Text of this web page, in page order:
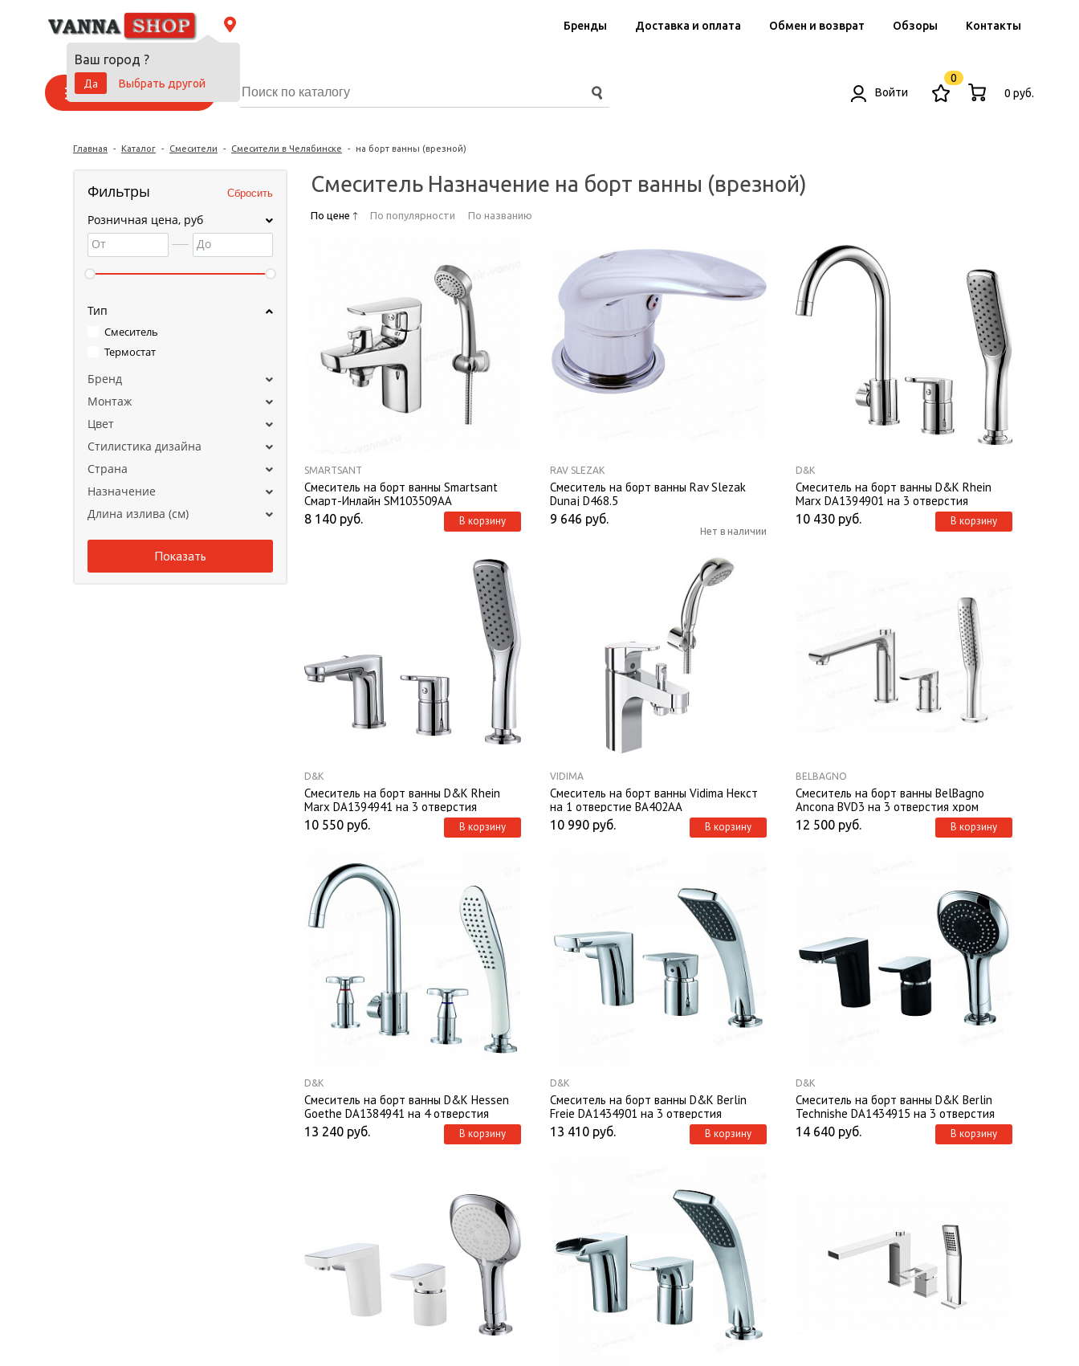
Ваш город ?
Да
Выбрать другой
Бренды Доставка и оплата Обмен и возврат Обзоры Контакты
Каталог товаров Войти
0
0 руб.
Главная - Каталог - Смесители - Смесители в Челябинске - на борт ванны (врезной)
Фильтры
Розничная цена, руб
От
До
Тип
Смеситель
Термостат
Бренд
Монтаж
Цвет
Стилистика дизайна
Страна
Назначение
Длина излива (см)
Смеситель Назначение на борт ванны (врезной)
По цене По популярности По названию
SMARTSANT
Смеситель на борт ванны Smartsant
Смарт-Инлайн SM103509AA
8 140 руб. В корзину
RAV SLEZAK
Смеситель на борт ванны Rav Slezak
Dunaj D468.5
9 646 руб.
Нет в наличии
D&K
Смеситель на борт ванны D&K Rhein
Marx DA1394901 на 3 отверстия
10 430 руб. В корзину
D&K
Смеситель на борт ванны D&K Rhein
Marx DA1394941 на 3 отверстия
10 550 руб. В корзину
VIDIMA
Смеситель на борт ванны Vidima Некст
на 1 отверстие BA402AA
10 990 руб. В корзину
BELBAGNO
Смеситель на борт ванны BelBagno
Ancona BVD3 на 3 отверстия хром
12 500 руб. В корзину
D&K
Смеситель на борт ванны D&K Hessen
Goethe DA1384941 на 4 отверстия
13 240 руб. В корзину
D&K
Смеситель на борт ванны D&K Berlin
Freie DA1434901 на 3 отверстия
13 410 руб. В корзину
D&K
Смеситель на борт ванны D&K Berlin
Technishe DA1434915 на 3 отверстия
14 640 руб. В корзину